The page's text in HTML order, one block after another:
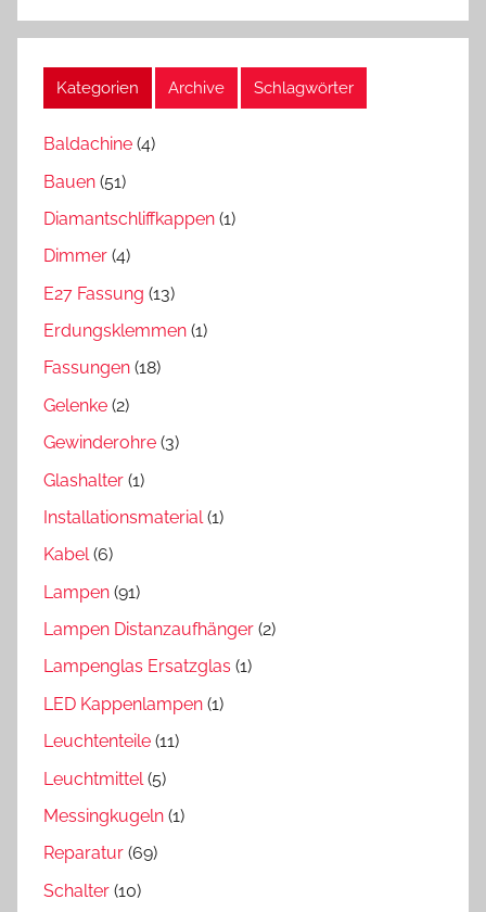
Kategorien Archive Schlagwörter
Baldachine (4)
Bauen (51)
Diamantschliffkappen (1)
Dimmer (4)
E27 Fassung (13)
Erdungsklemmen (1)
Fassungen (18)
Gelenke (2)
Gewinderohre (3)
Glashalter (1)
Installationsmaterial(1)
Kabel(6)
Lampen (91)
Lampen Distanzaufhänger (2)
Lampenglas Ersatzglas (1)
LED Kappenlampen (1)
Leuchtenteile (11)
Leuchtmittel (5)
Messingkugeln (1)
Reparatur (69)
Schalter (10)